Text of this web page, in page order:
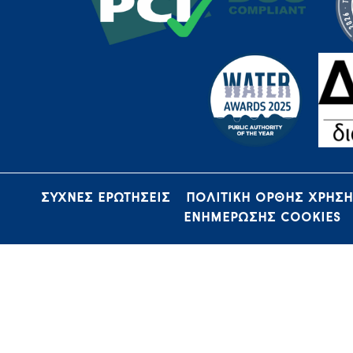
ΣΥΧΝΕΣ ΕΡΩΤΗΣΕΙΣ
ΠΟΛΙΤΙΚΗ ΟΡΘΗΣ
ΕΝΗΜΕΡΩΣΗΣ COOKIES